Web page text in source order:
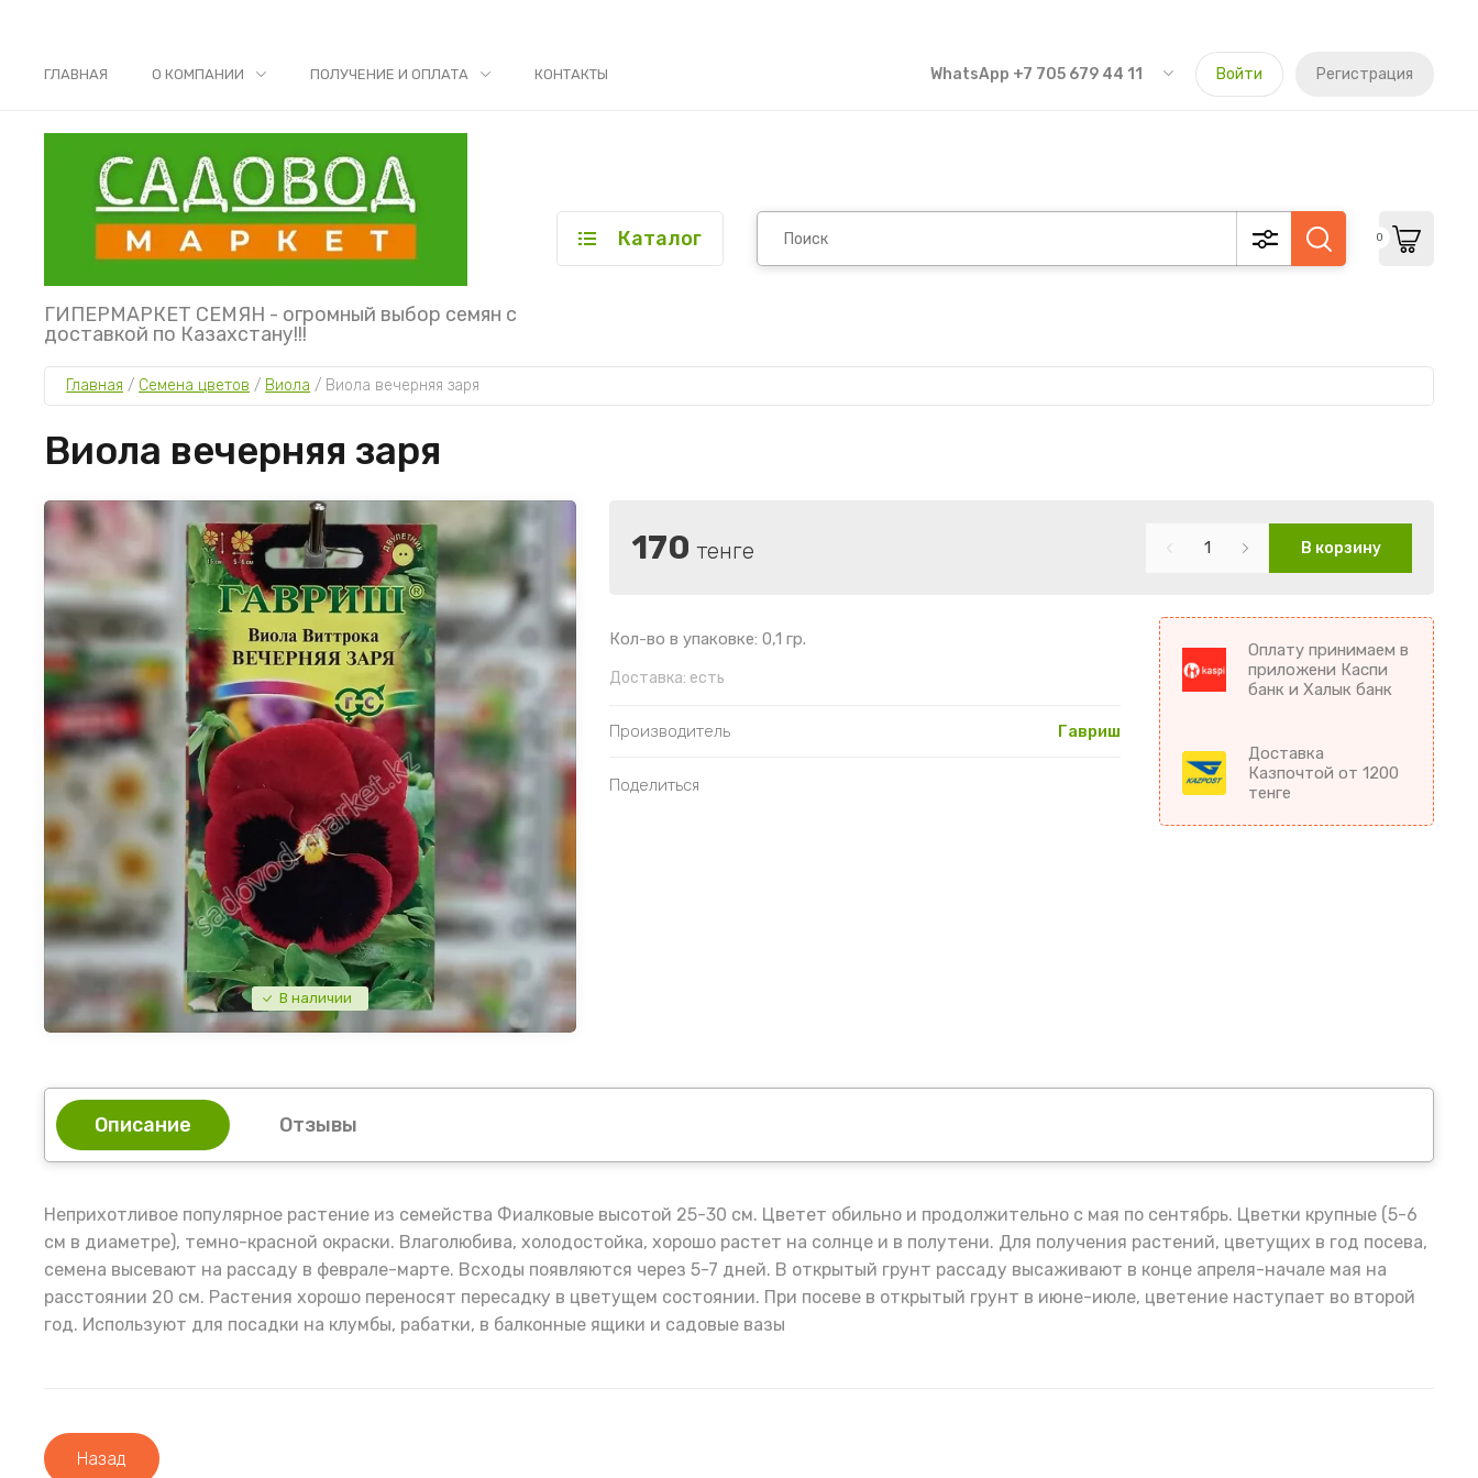
ГЛАВНАЯ О КОМПАНИИ ПОЛУЧЕНИЕ И ОПЛАТА КОНТАКТЫ WhatsApp +7 705 679 44 11 Войти Регистрация
ГИПЕРМАРКЕТ СЕМЯН - огромный выбор семян с
доставкой по Казахстану!!!
Каталог 0
Главная / Семена цветов / Виола / Виола вечерняя заря
Виола вечерняя заря
В наличии
170 тенге В корзину
Кол-во в упаковке: 0,1 гр.
Доставка: есть
Производитель Гавриш
Поделиться
Оплату принимаем в
приложени Каспи
банк и Халык банк
Доставка
Казпочтой от 1200
тенге
Описание Отзывы
Неприхотливое популярное растение из семейства Фиалковые высотой 25-30 см. Цветет обильно и продолжительно с мая по сентябрь. Цветки крупные (5-6
см в диаметре), темно-красной окраски. Влаголюбива, холодостойка, хорошо растет на солнце и в полутени. Для получения растений, цветущих в год посева,
семена высевают на рассаду в феврале-марте. Всходы появляются через 5-7 дней. В открытый грунт рассаду высаживают в конце апреля-начале мая на
расстоянии 20 см. Растения хорошо переносят пересадку в цветущем состоянии. При посеве в открытый грунт в июне-июле, цветение наступает во второй
год. Используют для посадки на клумбы, рабатки, в балконные ящики и садовые вазы
Назад